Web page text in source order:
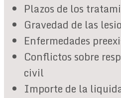
Plazos de los
Gravedad de las
Enfermedades
Conflictos sobre
civil
Importe de la